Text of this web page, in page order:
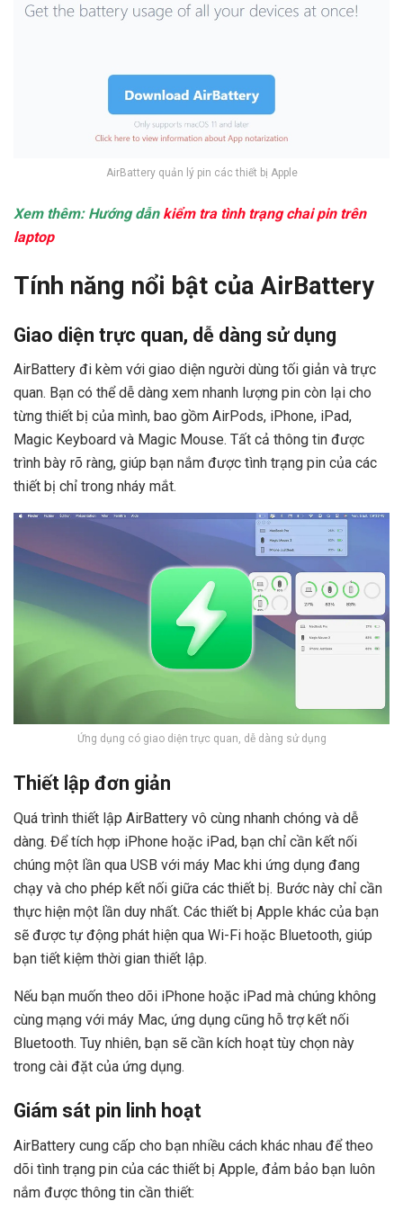
AirBattery quản lý pin các thiết bị Apple
Xem thêm: Hướng dẫn kiểm tra tình trạng chai pin trên
laptop
Tính năng nổi bật của AirBattery
Giao diện trực quan, dễ dàng sử dụng
AirBattery đi kèm với giao diện người dùng tối giản và trực
quan. Bạn có thể dễ dàng xem nhanh lượng pin còn lại cho
từng thiết bị của mình, bao gồm AirPods, iPhone, iPad,
Magic Keyboard và Magic Mouse. Tất cả thông tin được
trình bày rõ ràng, giúp bạn nắm được tình trạng pin của các
thiết bị chỉ trong nháy mắt.
Ứng dụng có giao diện trực quan, dễ dàng sử dụng
Thiết lập đơn giản
Quá trình thiết lập AirBattery vô cùng nhanh chóng và dễ
dàng. Để tích hợp iPhone hoặc iPad, bạn chỉ cần kết nối
chúng một lần qua USB với máy Mac khi ứng dụng đang
chạy và cho phép kết nối giữa các thiết bị. Bước này chỉ cần
thực hiện một lần duy nhất. Các thiết bị Apple khác của bạn
sẽ được tự động phát hiện qua Wi-Fi hoặc Bluetooth, giúp
bạn tiết kiệm thời gian thiết lập.
Nếu bạn muốn theo dõi iPhone hoặc iPad mà chúng không
cùng mạng với máy Mac, ứng dụng cũng hỗ trợ kết nối
Bluetooth. Tuy nhiên, bạn sẽ cần kích hoạt tùy chọn này
trong cài đặt của ứng dụng.
Giám sát pin linh hoạt
AirBattery cung cấp cho bạn nhiều cách khác nhau để theo
dõi tình trạng pin của các thiết bị Apple, đảm bảo bạn luôn
nắm được thông tin cần thiết: